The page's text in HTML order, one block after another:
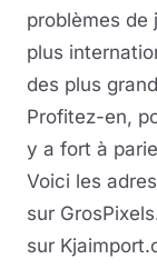
problèmes de
plus
des plus
Profitez-en,
y a fort à
Voici les
sur
sur